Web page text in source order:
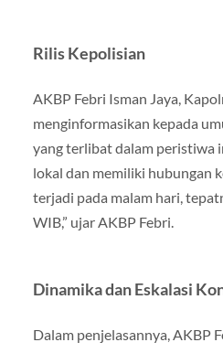
Rilis Kepolisian
AKBP Febri Isman Jaya,
menginformasikan kepada
yang terlibat dalam peristiwa
lokal dan memiliki hubungan
terjadi pada malam hari,
WIB,” ujar AKBP Febri.
Dinamika dan Eskalasi
Dalam penjelasannya, AKBP